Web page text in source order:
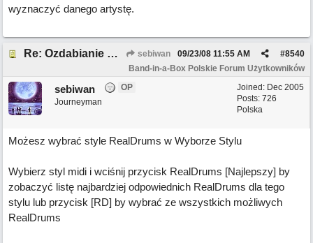
wyznaczyć danego artystę.
Re: Ozdabianie RealDrums sebiwan #8540
09/23/08 11:55 AM
Band-in-a-Box Polskie Forum Użytkowników
Joined: Dec 2005
Posts: 726
Polska
sebiwan
OP
Journeyman
Możesz wybrać style RealDrums w Wyborze Stylu
Wybierz styl midi i wciśnij przycisk RealDrums [Najlepszy] by
zobaczyć listę najbardziej odpowiednich RealDrums dla tego
stylu lub przycisk [RD] by wybrać ze wszystkich możliwych
RealDrums